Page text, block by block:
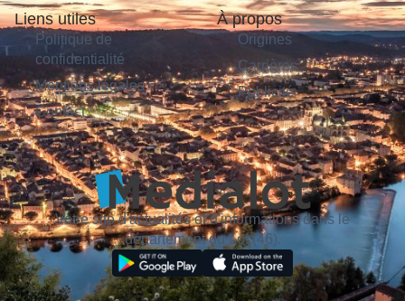
Liens utiles
Politique de
confidentialité
Mentions légales
Contact
À propos
Origines
Carrières
Publicité
Votre site d'actualités et d'informations dans le
département du Lot (46).